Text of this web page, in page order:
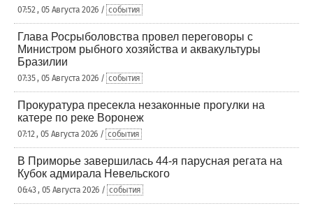
07:52 , 05 Августа 2026 / события
Глава Росрыболовства провел переговоры с
Министром рыбного хозяйства и аквакультуры
Бразилии
07:35 , 05 Августа 2026 / события
Прокуратура пресекла незаконные прогулки на
катере по реке Воронеж
07:12 , 05 Августа 2026 / события
В Приморье завершилась 44-я парусная регата на
Кубок адмирала Невельского
06:43 , 05 Августа 2026 / события